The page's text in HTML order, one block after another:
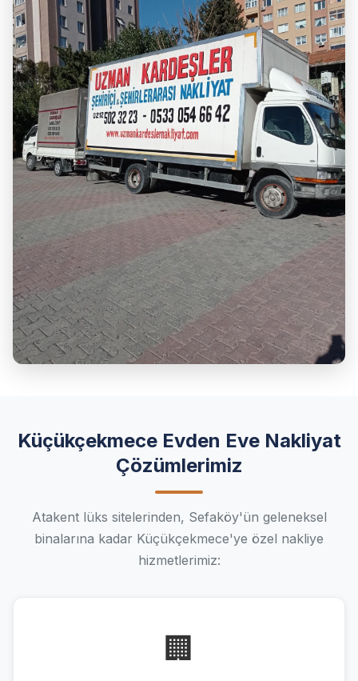
Küçükçekmece Evden Eve Nakliyat
Çözümlerimiz
Atakent lüks sitelerinden, Sefaköy'ün geleneksel
binalarına kadar Küçükçekmece'ye özel nakliye
hizmetlerimiz:
🏢